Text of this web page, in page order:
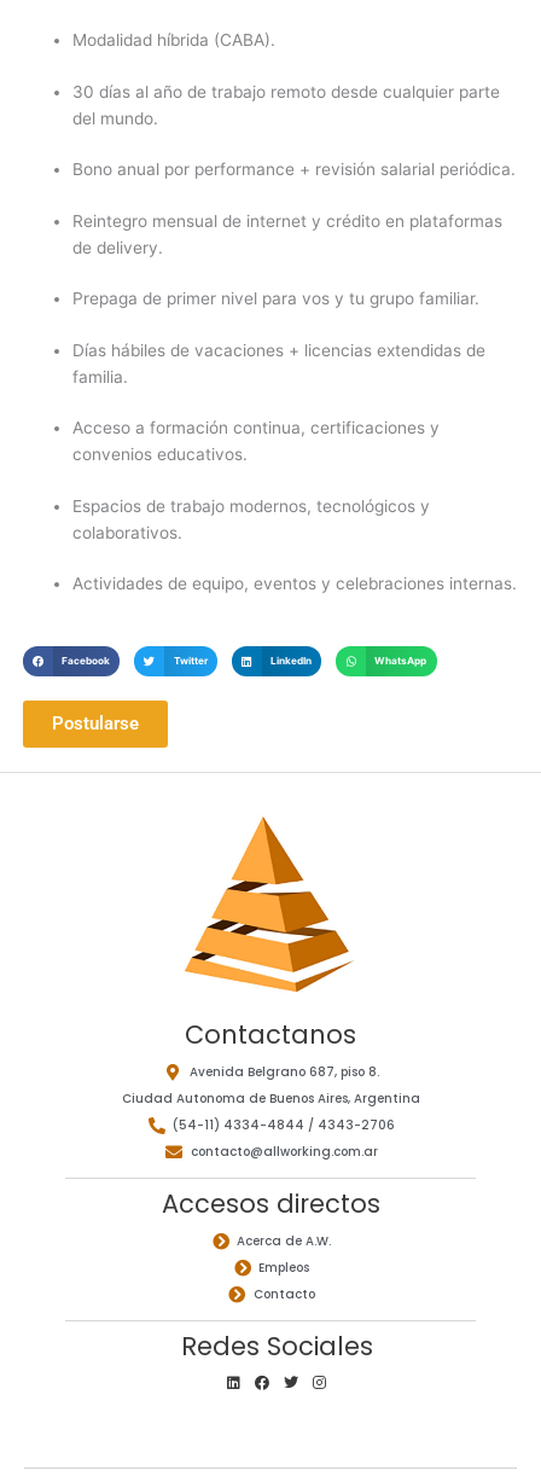
Modalidad híbrida (CABA).
30 días al año de trabajo remoto desde cualquier parte
del mundo.
Bono anual por performance + revisión salarial periódica.
Reintegro mensual de internet y crédito en plataformas
de delivery.
Prepaga de primer nivel para vos y tu grupo familiar.
Días hábiles de vacaciones + licencias extendidas de
familia.
Acceso a formación continua, certificaciones y
convenios educativos.
Espacios de trabajo modernos, tecnológicos y
colaborativos.
Actividades de equipo, eventos y celebraciones internas.
Facebook Twitter LinkedIn WhatsApp
Postularse
Contactanos
Avenida Belgrano 687, piso 8.
Ciudad Autonoma de Buenos Aires, Argentina
(54-11) 4334-4844 / 4343-2706
contacto@allworking.com.ar
Accesos directos
Acerca de A.W.
Empleos
Contacto
Redes Sociales
L
i
i
F
a
o
T
w
r
I
n
r